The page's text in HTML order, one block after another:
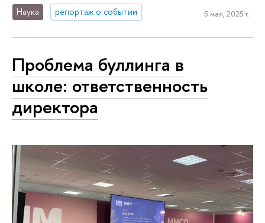
Наука репортаж о событии 5 мая, 2025 г.
Проблема буллинга в
школе: ответственность
директора